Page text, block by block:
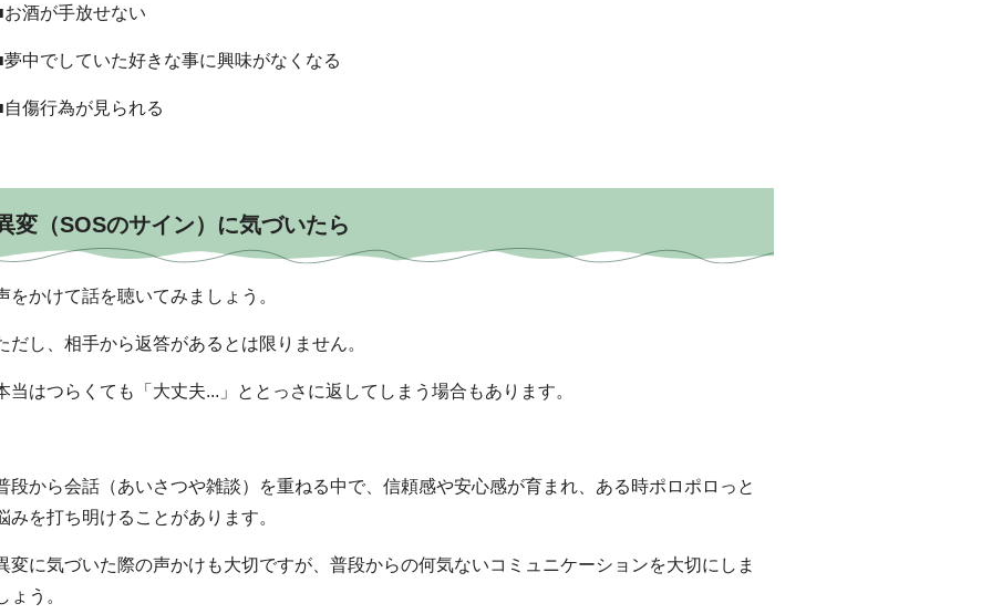
お酒が手放せない
夢中でしていた好きな事に興味がなくなる
自傷行為が見られる
変（SOSのサイン）に気づいたら
をかけて話を聴いてみましょう。
だし、相手から返答があるとは限りません。
当はつらくても「大丈夫...」ととっさに返してしまう場合もあります。
段から会話（あいさつや雑談）を重ねる中で、信頼感や安心感が育まれ、ある時ポロポロっと
みを打ち明けることがあります。
変に気づいた際の声かけも大切ですが、普段からの何気ないコミュニケーションを大切にしま
ょう。